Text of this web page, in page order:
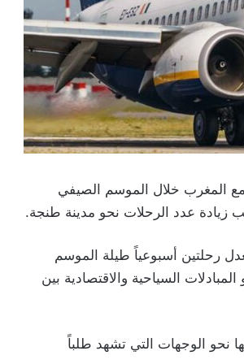
مع المغرب خلال الموسم الصيفي
رحلتين أسبوعياً طيلة الموسم
السياحية والاقتصادية بين
نحو الوجهات التي تشهد طلباً